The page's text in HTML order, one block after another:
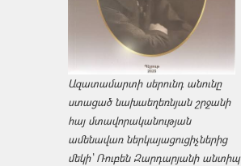
Ազատամարտի սերունդ անունը
ստացած նախաեղեռնյան շրջանի
հայ մտավորականության
ամենավառ ներկայացուցիչներից
մեկի՝ Ռուբեն Զարդարյանի անտիպ